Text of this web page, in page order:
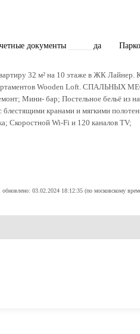
документы да
квартиру 32 м² на 10 этаже в ЖК
Wooden Loft. СПАЛЬНЫХ
Мини- бар; Постельное бельё из
блестящими кранами и мягкими
Скоростной Wi-Fi и 120 каналов TV;
03.02.2024 18:12:35 (по московскому